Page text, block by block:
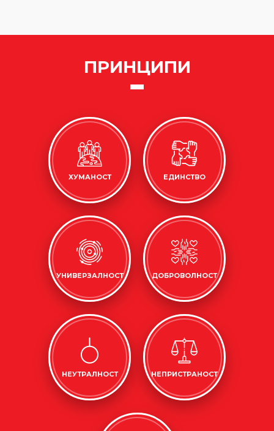
ПРИНЦИПИ
ХУМАНОСТ ЕДИНСТВО
УНИВЕРЗАЛНОСТ ДОБРОВОЛНОСТ
НЕУТРАЛНОСТ НЕПРИСТРАНОСТ